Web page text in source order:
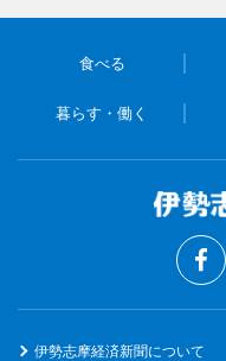
食べる
暮らす・働く
伊勢志摩経済新聞について